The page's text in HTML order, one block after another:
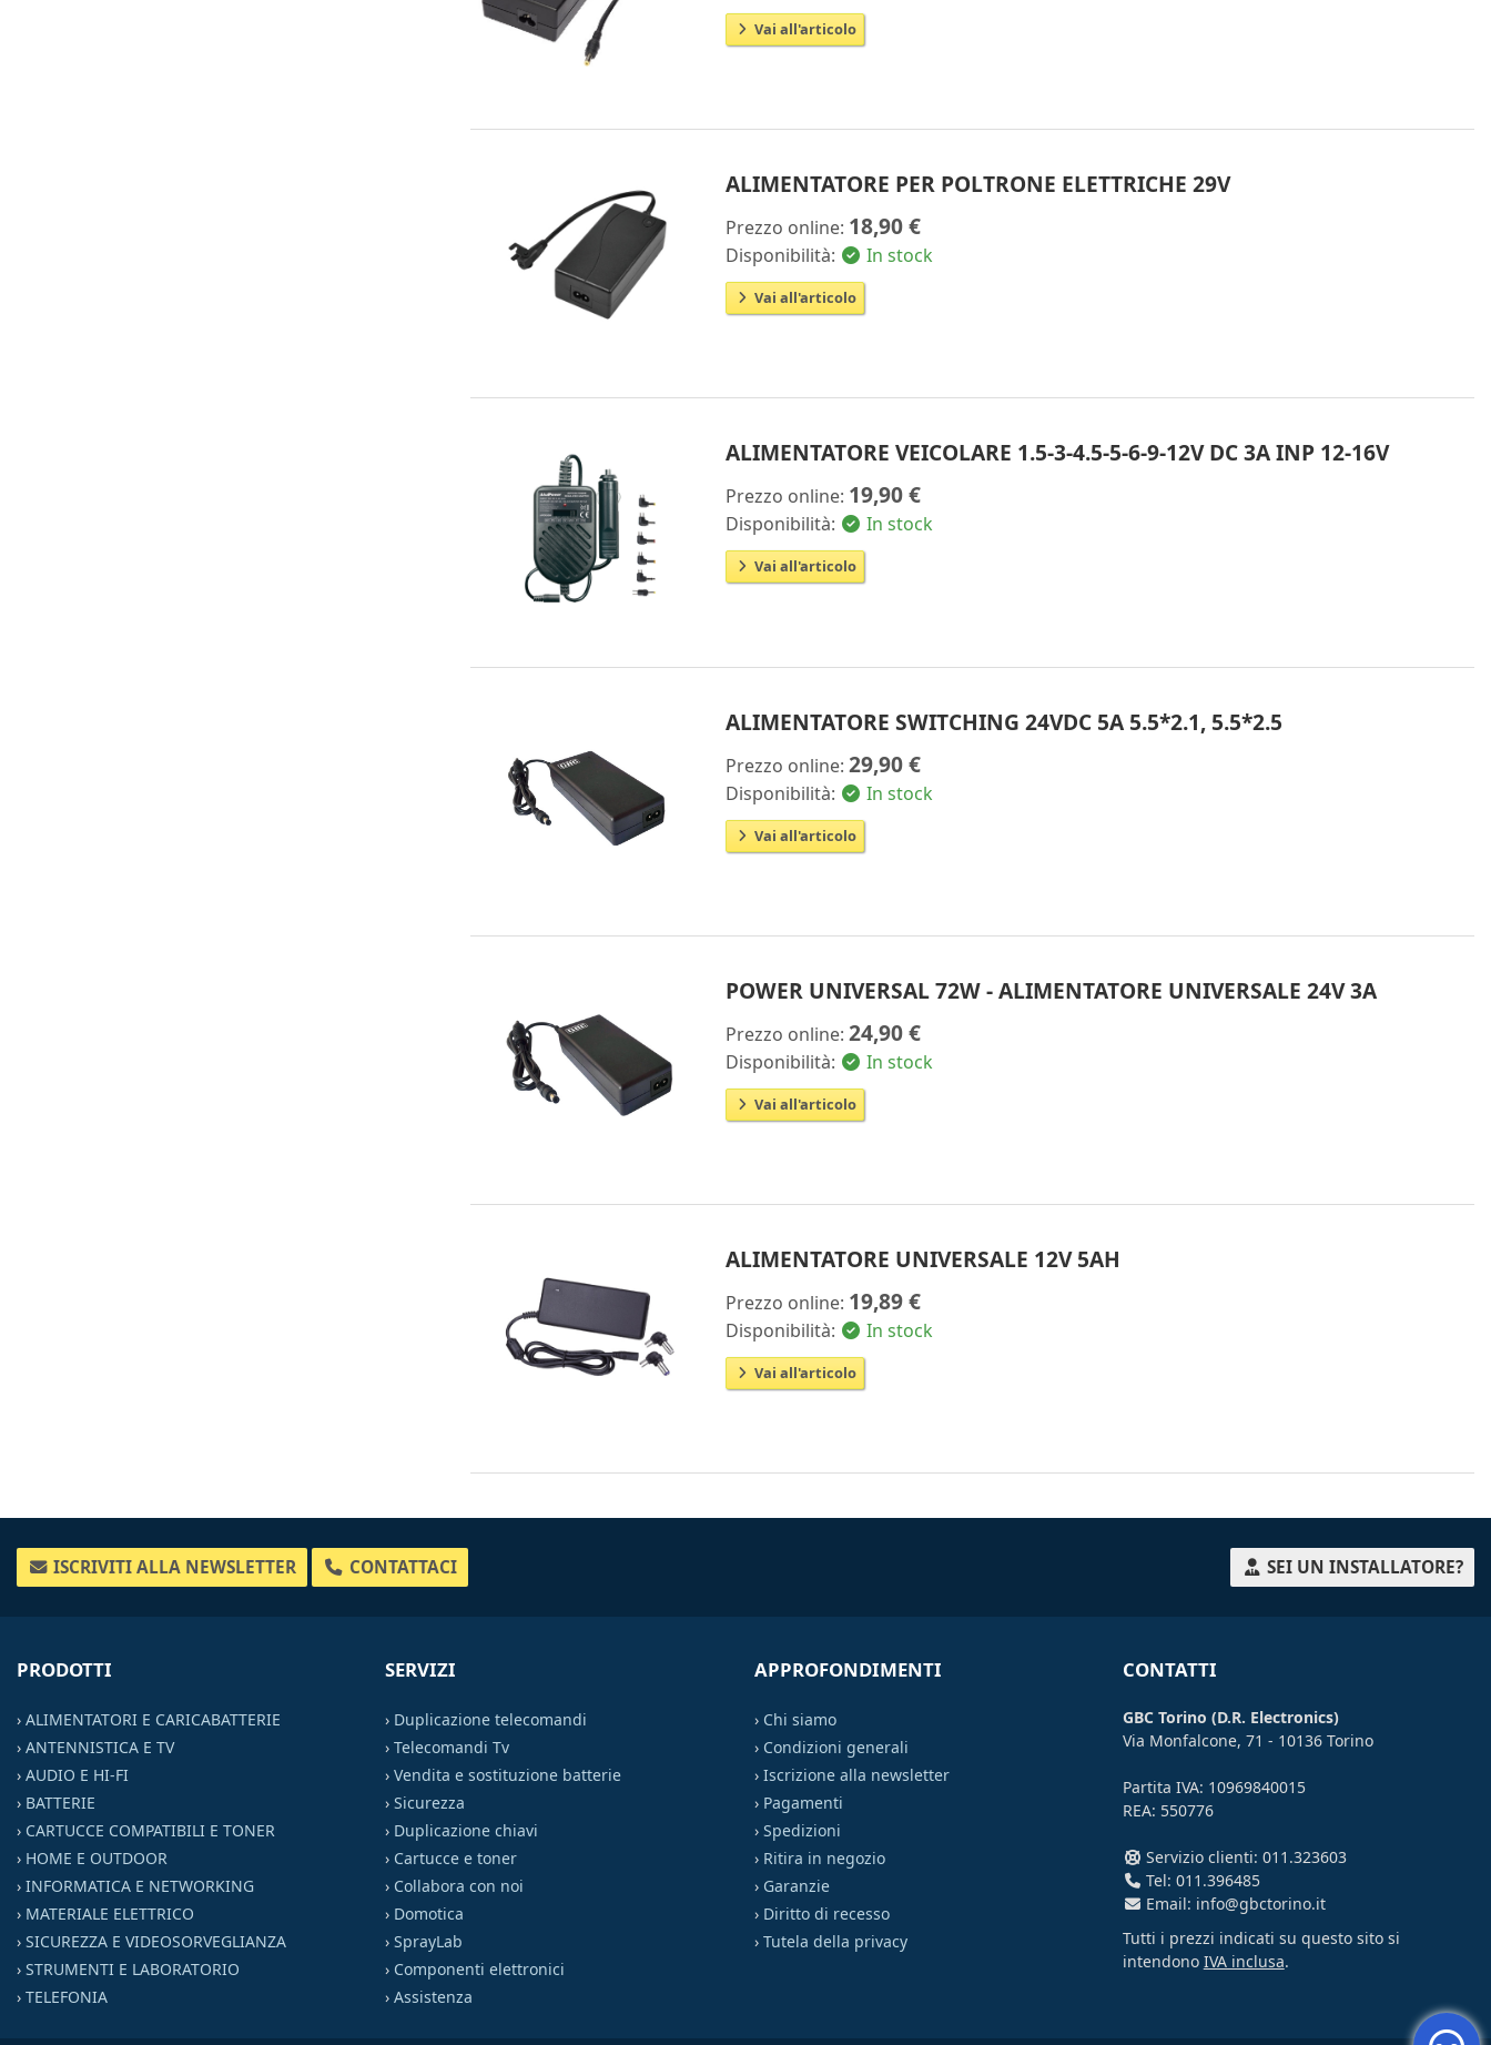
Vai all'articolo
ALIMENTATORE PER POLTRONE ELETTRICHE 29V
Prezzo online: 18,90 €
Disponibilità: In stock
Vai all'articolo
ALIMENTATORE VEICOLARE 1.5-3-4.5-5-6-9-12V DC 3A INP 12-16V
Prezzo online: 19,90 €
Disponibilità: In stock
Vai all'articolo
ALIMENTATORE SWITCHING 24VDC 5A 5.5*2.1, 5.5*2.5
Prezzo online:29,90 €
Disponibilità: In stock
Vai all'articolo
POWER UNIVERSAL 72W - ALIMENTATORE UNIVERSALE 24V 3A
Prezzo online:24,90 €
Disponibilità: In stock
Vai all'articolo
ALIMENTATORE UNIVERSALE 12V 5AH
Prezzo online: 19,89 €
Disponibilità: In stock
Vai all'articolo
ISCRIVITI ALLA NEWSLETTER CONTATTACI SEI UN INSTALLATORE?
PRODOTTI
› ALIMENTATORI E CARICABATTERIE
› ANTENNISTICA E TV
› AUDIO E HI-FI
› BATTERIE
› CARTUCCE COMPATIBILI E TONER
› HOME E OUTDOOR
› INFORMATICA E NETWORKING
› MATERIALE ELETTRICO
› SICUREZZA E VIDEOSORVEGLIANZA
› STRUMENTI E LABORATORIO
› TELEFONIA
SERVIZI
› Duplicazione telecomandi
›Telecomandi Tv
›Vendita e sostituzione batterie
›Sicurezza
› Duplicazione chiavi
› Cartucce e toner
› Collabora con noi
› Domotica
›SprayLab
› Componenti elettronici
›Assistenza
APPROFONDIMENTI
› Chi siamo
› Condizioni generali
› Iscrizione alla newsletter
› Pagamenti
› Spedizioni
› Ritira in negozio
› Garanzie
› Diritto di recesso
› Tutela della privacy
CONTATTI
GBC Torino (D.R. Electronics)
Via Monfalcone, 71 - 10136 Torino
Partita IVA: 10969840015
REA: 550776
Servizio clienti: 011.323603
Tel: 011.396485
Email: info@gbctorino.it
Tutti i prezzi indicati su questo sito si
intendono IVA inclusa.